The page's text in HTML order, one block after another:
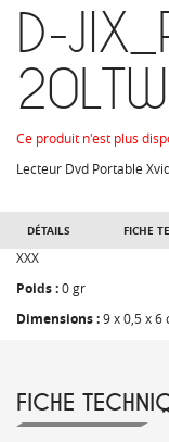
D-
Ce produit n'est plus
Lecteur Dvd Portable
DÉTAILS FICHE
XXX
Poids :0 gr
Dimensions :9 x 0,5 x 6
FICHE